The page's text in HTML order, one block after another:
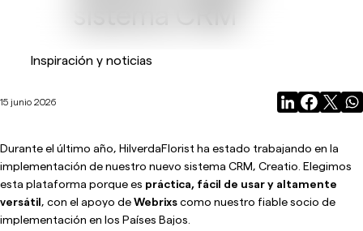
Inspiración y noticias
15 junio 2026
Durante el último año, HilverdaFlorist ha estado trabajando en la
implementación de nuestro nuevo sistema CRM, Creatio. Elegimos
esta plataforma porque es práctica, fácil de usar y altamente
versátil, con el apoyo deWebrixscomo nuestro fiable socio de
implementación en los Países Bajos.